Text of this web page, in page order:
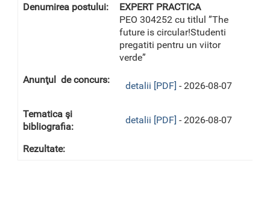
EXPERT PRACTICA
PEO 304252 cu titlul ”The
future is circular!Studenti
pregatiti pentru un viitor
verde”
detalii [PDF] - 2026-08-07
detalii [PDF] - 2026-08-07